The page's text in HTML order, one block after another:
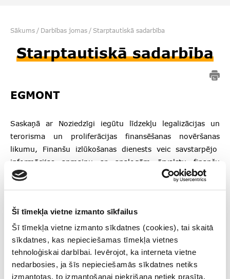
Šī tīmekļa vietne izmanto sīkfailus
Šī tīmekļa vietne izmanto sīkdatnes (cookies), tai skaitā
sīkdatnes, kas nepieciešamas tīmekļa vietnes
tehnoloģiskai darbībai. Ievērojot, ka interneta vietne
nedarbosies, ja šīs nepieciešamās sīkdatnes netiks
izmantotas, to izmantošanai piekrišana netiek prasīta.
Sākums / Darbības jomas / Starptautiskā sadarbība
Starptautiskā sadarbība
EGMONT
Saskaņā ar Noziedzīgi iegūtu līdzekļu legalizācijas un
terorisma un proliferācijas finansēšanas novēršanas
likumu, Finanšu izlūkošanas dienests veic savstarpējo
informācijas apmaiņu ar analogām ārvalstu finanšu
izlūkošanas vienībām, kā arī ārvalstu un starptautiskajām
kustības kontroles jautājumos.
Kopš 1999. gada Finanšu izlūkošanas dienests ir
grupasbiedrs.Egmontgrupa ir starptautiska finanšu
izlūkošanas vienību organizācija, kuras mērķis ir veicināt
šādu vienību savstarpējo sadarbību visas pasaules